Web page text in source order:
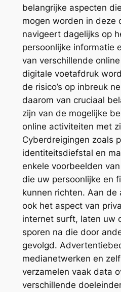
belangrijke aspecten
mogen worden in deze
navigeert dagelijks op
persoonlijke informatie
van verschillende
digitale voetafdruk
de risico’s op inbreuk
daarom van cruciaal
zijn van de mogelijke
online activiteiten met
Cyberdreigingen zoals
identiteitsdiefstal en
enkele voorbeelden
die uw persoonlijke en
kunnen richten. Aan de
ook het aspect van
internet surft, laten uw
sporen na die door
gevolgd.
medianetwerken en
verzamelen vaak data
verschillende